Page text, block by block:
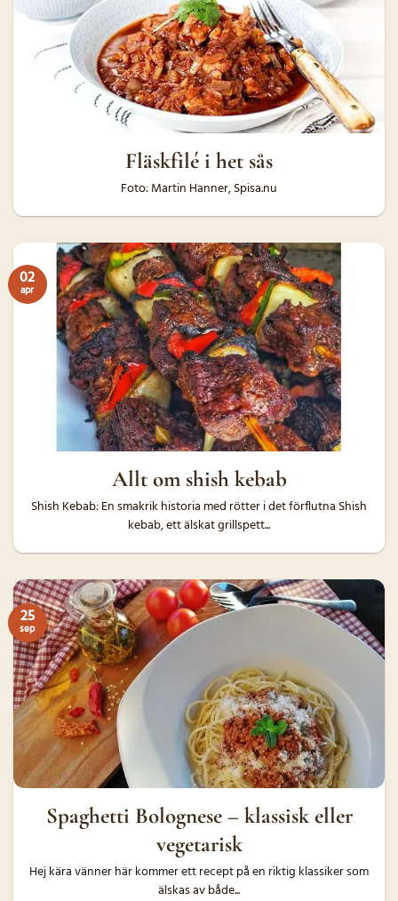
Fläskfilé i het sås
Foto: Martin Hanner, Spisa.nu
Allt om shish kebab
Shish Kebab: En smakrik historia med rötter i det förflutna Shish
kebab, ett älskat grillspett...
02
apr
Spaghetti Bolognese – klassisk eller
vegetarisk
Hej kära vänner här kommer ett recept på en riktig klassiker som
älskas av både...
25
sep